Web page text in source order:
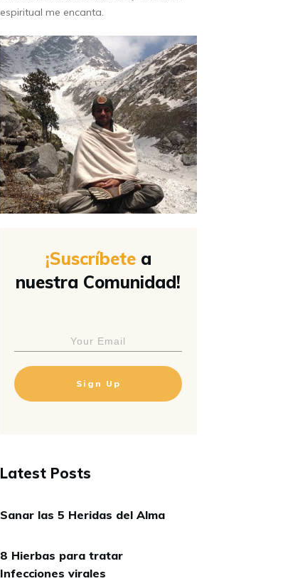
espiritual me encanta.
¡Suscríbetea
nuestra Comunidad!
Sign Up
Latest Posts
Sanar las 5 Heridas del Alma
8 Hierbas para tratar
Infecciones virales